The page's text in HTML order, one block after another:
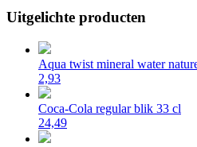
Uitgelichte producten
Aqua twist mineral water
2,93
Coca-Cola regular blik 33 cl
24,49